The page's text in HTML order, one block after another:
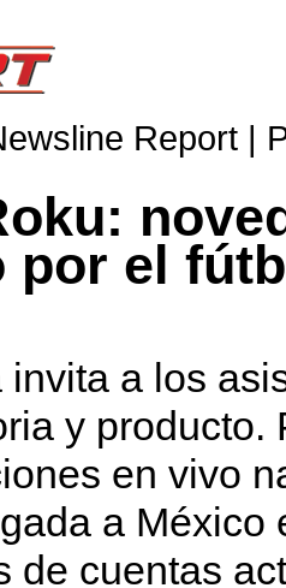
Report |
por el
invita a los
y
en vivo
a México
de cuentas